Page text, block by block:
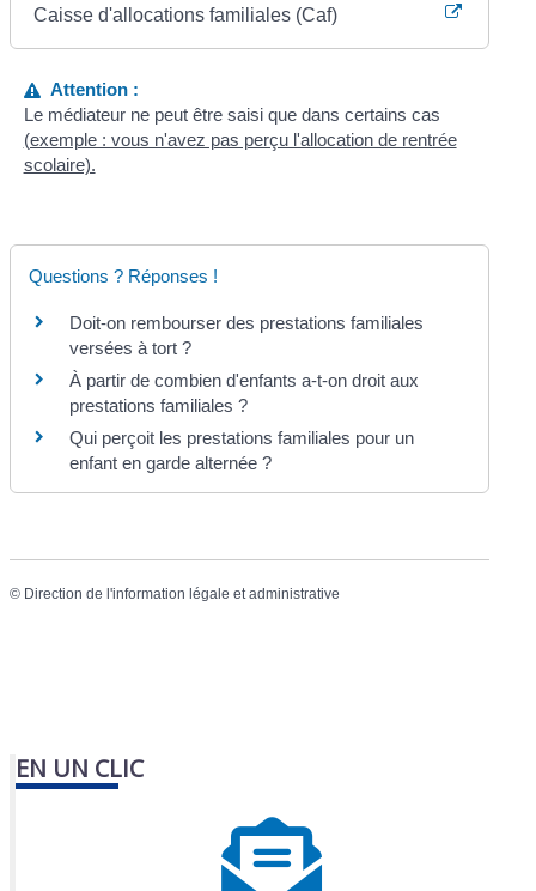
Caisse d'allocations familiales (Caf)
Attention :
Le médiateur ne peut être saisi que dans certains cas
(exemple : vous n'avez pas perçu l'allocation de rentrée
scolaire).
Questions ? Réponses !
Doit-on rembourser des prestations familiales
versées à tort ?
À partir de combien d'enfants a-t-on droit aux
prestations familiales ?
Qui perçoit les prestations familiales pour un
enfant en garde alternée ?
© Direction de l'information légale et administrative
EN UN CLIC